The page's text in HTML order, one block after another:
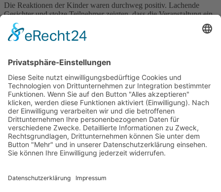
Die Reaktionen der Kinder waren durchweg positiv. Lachende
Gesichter und stolze Teilnehmer zeigten, dass die Veranstaltung ein
voller Erfolg war. Auch die Lehrer und Eltern waren begeistert von
der professionellen Organisation und dem tollen Einsatz des Expika
Kindersprint Teams.
Wir möchten uns herzlich bei allen Beteiligten bedanken, die dieses
Event möglich gemacht haben. Ein besonderer Dank gilt dem Team
von Expika Kindersprint für ihre hervorragende Arbeit, der
Grundschule Pfeilergraben für die Gastfreundschaft und den
Kindern für ihre Begeisterung und ihren großartigen Einsatz.
Wir freuen uns darauf, auch in Zukunft solche wertvollen Projekte
zu unterstützen und so einen Beitrag zur Gesundheit und Freude
unserer jüngsten Mitbürger zu leisten.